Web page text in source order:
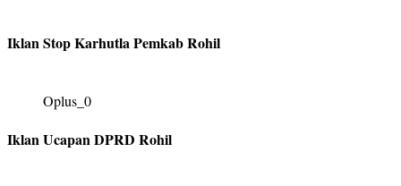
Iklan Stop Karhutla Pemkab Rohil
Oplus_0
Iklan Ucapan DPRD Rohil